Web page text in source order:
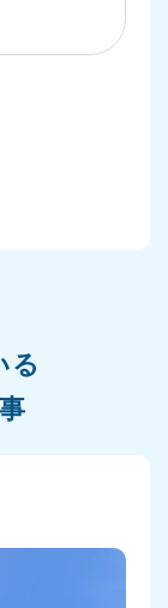
る